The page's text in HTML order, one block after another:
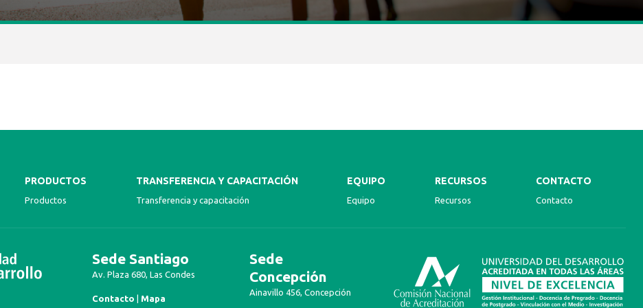
PRODUCTOS
Productos
TRANSFERENCIA Y CAPACITACIÓN
Transferencia y capacitación
EQUIPO
Equipo
RECURSOS
Recursos
CONTACTO
Contacto
Sede Santiago
Av. Plaza 680, Las Condes
Contacto Mapa
Sede
Concepción
Ainavillo 456, Concepción